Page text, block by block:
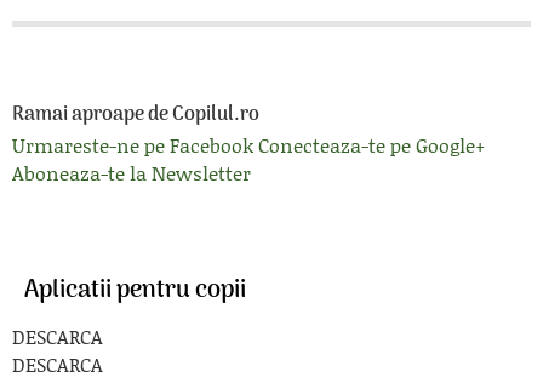
Ramai aproape de Copilul.ro
Urmareste-ne pe FacebookConecteaza-te pe Google+
Aboneaza-te la Newsletter
Aplicatii pentru copii
DESCARCA
DESCARCA